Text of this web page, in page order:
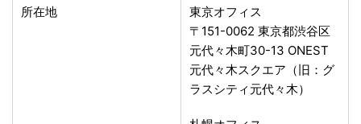
所在地
東京オフィス
〒151-0062 東京都渋谷区
元代々木町30-13 ONEST
元代々木スクエア（旧：グ
ラスシティ元代々木）